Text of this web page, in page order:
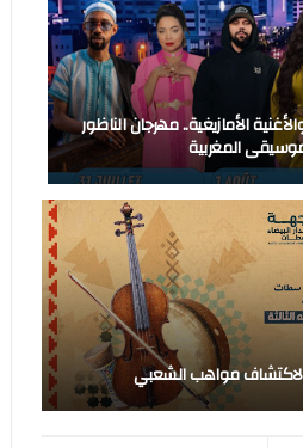
الأمازيغية.. مهرجان الناظور
المغربية
مواهب الشعبي